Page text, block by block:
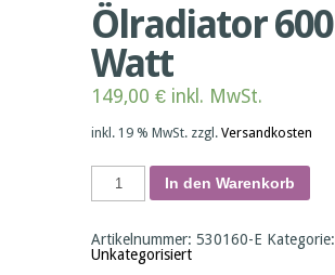
Ölradiator 600
Watt
149,00 € inkl. MwSt.
inkl. 19 % MwSt. zzgl. Versandkosten
Ölradiator
Watt
In den Warenkorb
Artikelnummer: 530160-E Kategorie:
Unkategorisiert